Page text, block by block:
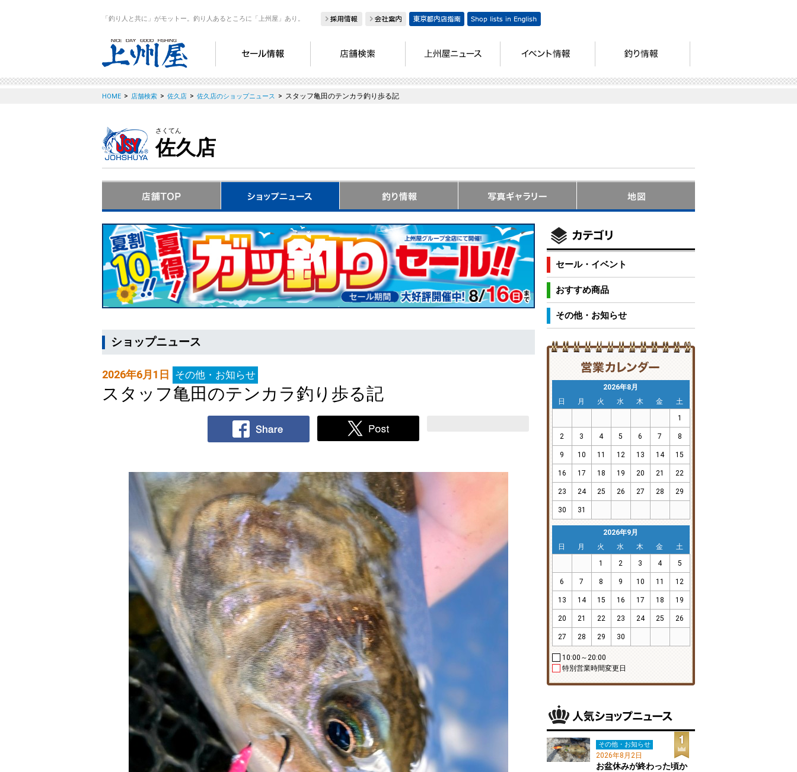
「釣り人と共に」がモットー。釣り人あるところに「上州屋」あり。
HOME > 店舗検索 > 佐久店 > 佐久店のショップニュース > スタッフ亀田のテンカラ釣り歩る記
さくてん
佐久店
ショップニュース
2026年6月1日 その他・お知らせ
スタッフ亀田のテンカラ釣り歩る記
セール・イベント
おすすめ商品
その他・お知らせ
2026年8月
日
月 火 水 木 金
土
1
2 3 4 5 6 7 8
9 10 11 12 13 14 15
16 17 18 19 20 21 22
23 24 25 26 27 28 29
30 31
2026年9月
日
月 火 水 木 金
土
1
2 3 4 5
6 7 8 9 10 11 12
13 14 15 16 17 18 19
20 21 22 23 24 25 26
27 28 29 30
10:00～20:00
特別営業時間変更日
その他・お知らせ
2026年8月2日
お盆休みが終わった頃か